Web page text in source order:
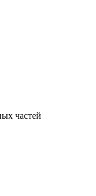
частей